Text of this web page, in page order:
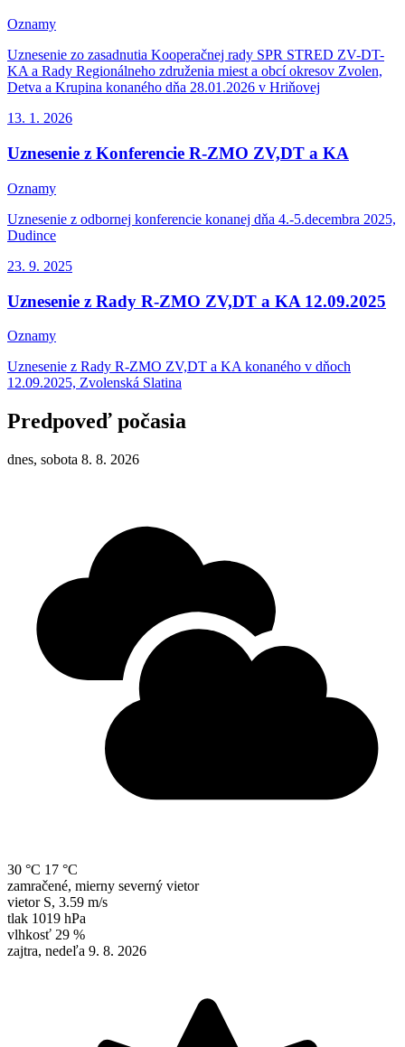
Oznamy
Uznesenie zo zasadnutia Kooperačnej rady SPR STRED ZV-DT-
KA a Rady Regionálneho združenia miest a obcí okresov Zvolen,
Detva a Krupina konaného dňa 28.01.2026 v Hriňovej
13. 1. 2026
Uznesenie z Konferencie R-ZMO ZV,DT a KA
Oznamy
Uznesenie z odbornej konferencie konanej dňa 4.-5.decembra 2025,
Dudince
23. 9. 2025
Uznesenie z Rady R-ZMO ZV,DT a KA 12.09.2025
Oznamy
Uznesenie z Rady R-ZMO ZV,DT a KA konaného v dňoch
12.09.2025, Zvolenská Slatina
Predpoveď počasia
dnes, sobota 8. 8. 2026
30 °C 17 °C
zamračené, mierny severný vietor
vietor S, 3.59 m/s
tlak 1019 hPa
vlhkosť 29 %
zajtra, nedeľa 9. 8. 2026